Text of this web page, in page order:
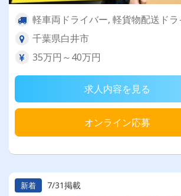
軽車両ドライバー, 軽貨物配送ドラ
千葉県白井市
35万円～40万円
求人内容を見る
オンライン応募
新着 7/31掲載